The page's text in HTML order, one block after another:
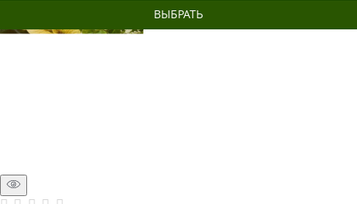
ВЫБРАТЬ